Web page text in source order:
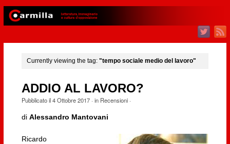
Currently viewing the tag: "tempo sociale medio del lavoro"
ADDIO AL LAVORO?
Pubblicato il4 Ottobre 2017· in Recensioni·
di Alessandro Mantovani
Ricardo